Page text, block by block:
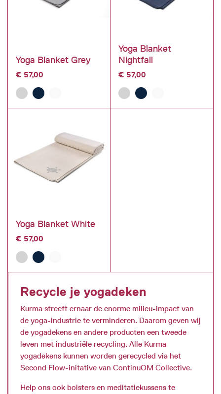
Yoga Blanket Grey
€ 57,00
Yoga Blanket
Nightfall
€ 57,00
Yoga Blanket White
€ 57,00
Recycle je yogadeken
Kurma streeft ernaar de enorme milieu-impact van
de yoga-industrie te verminderen. Daarom geven wij
de yogadekens en andere producten een tweede
leven met industriële recycling. Alle Kurma
yogadekens kunnen worden gerecycled via het
Second Flow-initative van ContinuOM Collective.
Help ons ook bolsters en meditatiekussens te